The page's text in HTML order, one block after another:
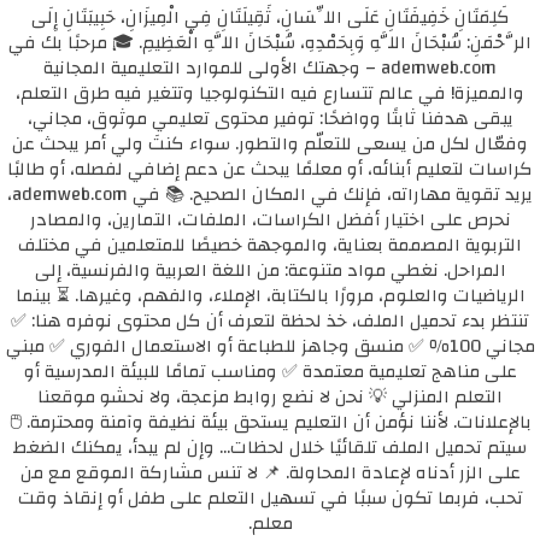
كَلِمَتَانِ خَفِيفَتَانِ عَلَى اللِّسَانِ، ثَقِيلَتَانِ فِي الْمِيزَانِ، حَبِيبَتَانِ إِلَى
الرَّحْمَنِ: سُبْحَانَ اللَّهِ وَبِحَمْدِهِ، سُبْحَانَ اللَّهِ الْعَظِيمِ. 🎓 مرحبًا بك في
ademweb.com – وجهتك الأولى للموارد التعليمية المجانية
والمميزة! في عالم تتسارع فيه التكنولوجيا وتتغير فيه طرق التعلم،
يبقى هدفنا ثابتًا وواضحًا: توفير محتوى تعليمي موثوق، مجاني،
وفعّال لكل من يسعى للتعلّم والتطور. سواء كنتَ ولي أمر يبحث عن
كراسات لتعليم أبنائه، أو معلمًا يبحث عن دعم إضافي لفصله، أو طالبًا
يريد تقوية مهاراته، فإنك في المكان الصحيح. 📚 في ademweb.com،
نحرص على اختيار أفضل الكراسات، الملفات، التمارين، والمصادر
التربوية المصممة بعناية، والموجهة خصيصًا للمتعلمين في مختلف
المراحل. نغطي مواد متنوعة: من اللغة العربية والفرنسية، إلى
الرياضيات والعلوم، مرورًا بالكتابة، الإملاء، والفهم، وغيرها. ⏳ بينما
تنتظر بدء تحميل الملف، خذ لحظة لتعرف أن كل محتوى نوفره هنا: ✅
مجاني 100٪ ✅ منسق وجاهز للطباعة أو الاستعمال الفوري ✅ مبني
على مناهج تعليمية معتمدة ✅ ومناسب تمامًا للبيئة المدرسية أو
التعلم المنزلي 💡 نحن لا نضع روابط مزعجة، ولا نحشو موقعنا
بالإعلانات. لأننا نؤمن أن التعليم يستحق بيئة نظيفة وآمنة ومحترمة. 🖱️
سيتم تحميل الملف تلقائيًا خلال لحظات... وإن لم يبدأ، يمكنك الضغط
على الزر أدناه لإعادة المحاولة. 📌 لا تنس مشاركة الموقع مع من
تحب، فربما تكون سببًا في تسهيل التعلم على طفل أو إنقاذ وقت
معلم.